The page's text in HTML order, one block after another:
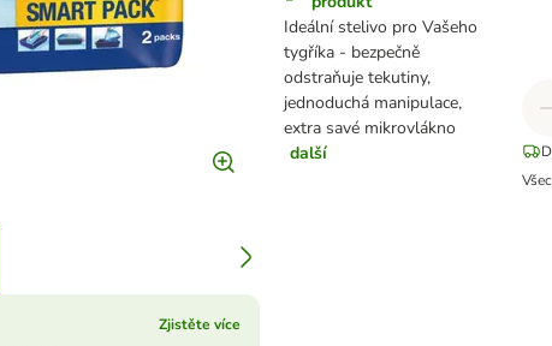
Ideální stelivo pro Vašeho
tygříka - bezpečně
odstraňuje tekutiny,
jednoduchá manipulace,
extra savé mikrovlákno
další
Zjistěte více